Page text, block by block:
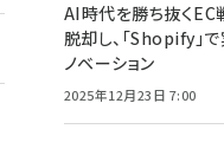
AI時代を勝ち抜くEC
脱却し、「Shopify」
ノベーション
2025年12月23日 7:00